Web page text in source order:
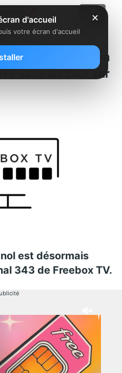
d’information
sans surcoût sur
est désormais
343 de Freebox TV.
✕
d'accueil
votre écran d'accueil